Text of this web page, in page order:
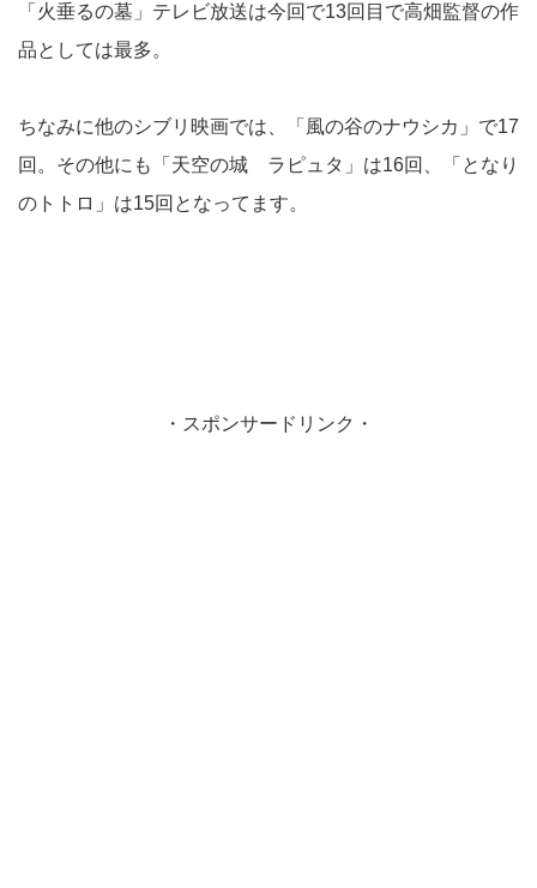
「火垂るの墓」テレビ放送は今回で13回目で高畑監督の作
品としては最多。
ちなみに他のシブリ映画では、「風の谷のナウシカ」で17
回。その他にも「天空の城 ラピュタ」は16回、「となり
のトトロ」は15回となってます。
・スポンサードリンク・